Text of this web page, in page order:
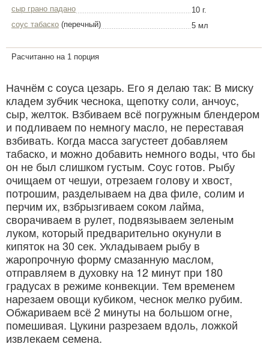
сыр грано падано
10 г.
соус табаско (перечный) 5 мл
Расчитанно на 1 порция
Начнём с соуса цезарь. Его я делаю так: В миску
кладем зубчик чеснока, щепотку соли, анчоус,
сыр, желток. Взбиваем всё погружным блендером
и подливаем по немногу масло, не переставая
взбивать. Когда масса загустеет добавляем
табаско, и можно добавить немного воды, что бы
он не был слишком густым. Соус готов. Рыбу
очищаем от чешуи, отрезаем голову и хвост,
потрошим, разделываем на два филе, солим и
перчим их, взбрызгиваем соком лайма,
сворачиваем в рулет, подвязываем зеленым
луком, который предварительно окунули в
кипяток на 30 сек. Укладываем рыбу в
жаропрочную форму смазанную маслом,
отправляем в духовку на 12 минут при 180
градусах в режиме конвекции. Тем временем
нарезаем овощи кубиком, чеснок мелко рубим.
Обжариваем всё 2 минуты на большом огне,
помешивая. Цукини разрезаем вдоль, ложкой
извлекаем семена.